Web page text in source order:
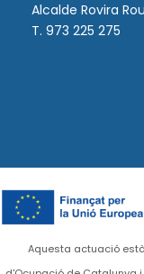
Alcalde Rovira
T. 973 225 275
Aquesta actuació